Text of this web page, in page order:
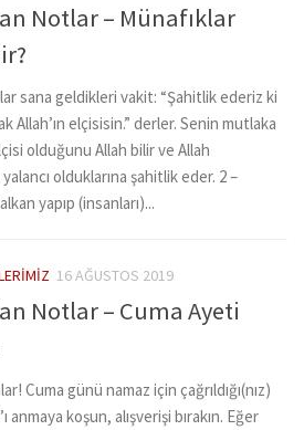
Notlar – Münafıklar
sana geldikleri vakit: “Şahitlik ederiz ki
Allah’ın elçisisin.” derler. Senin mutlaka
olduğunu Allah bilir ve Allah
yalancı olduklarına şahitlik eder. 2 –
yapıp (insanları)...
16 AĞUSTOS 2019
Notlar – Cuma Ayeti
Cuma günü namaz için çağrıldığı(nız)
anmaya koşun, alışverişi bırakın. Eğer